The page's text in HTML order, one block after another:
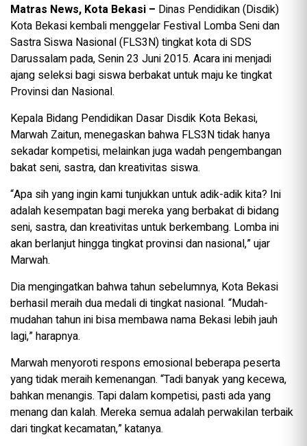
Matras News, Kota Bekasi – Dinas Pendidikan (Disdik)
Kota Bekasi kembali menggelar Festival Lomba Seni dan
Sastra Siswa Nasional (FLS3N) tingkat kota di SDS
Darussalam pada, Senin 23 Juni 2015. Acara ini menjadi
ajang seleksi bagi siswa berbakat untuk maju ke tingkat
Provinsi dan Nasional.
Kepala Bidang Pendidikan Dasar Disdik Kota Bekasi,
Marwah Zaitun, menegaskan bahwa FLS3N tidak hanya
sekadar kompetisi, melainkan juga wadah pengembangan
bakat seni, sastra, dan kreativitas siswa.
“Apa sih yang ingin kami tunjukkan untuk adik-adik kita? Ini
adalah kesempatan bagi mereka yang berbakat di bidang
seni, sastra, dan kreativitas untuk berkembang. Lomba ini
akan berlanjut hingga tingkat provinsi dan nasional,” ujar
Marwah.
Dia mengingatkan bahwa tahun sebelumnya, Kota Bekasi
berhasil meraih dua medali di tingkat nasional. “Mudah-
mudahan tahun ini bisa membawa nama Bekasi lebih jauh
lagi,” harapnya.
Marwah menyoroti respons emosional beberapa peserta
yang tidak meraih kemenangan. “Tadi banyak yang kecewa,
bahkan menangis. Tapi dalam kompetisi, pasti ada yang
menang dan kalah. Mereka semua adalah perwakilan terbaik
dari tingkat kecamatan,” katanya.